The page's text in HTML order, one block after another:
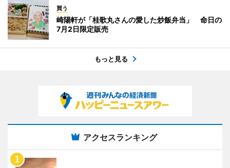
買う
崎陽軒が「桂歌丸さんの愛した炒飯弁当」 命日の
7月2日限定販売
もっと見る
アクセスランキング